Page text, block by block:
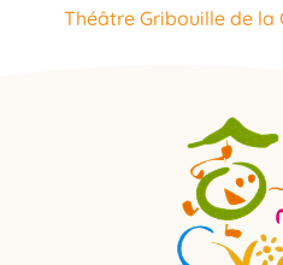
Théâtre Gribouille de la